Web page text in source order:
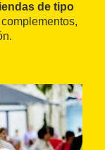
de tipo